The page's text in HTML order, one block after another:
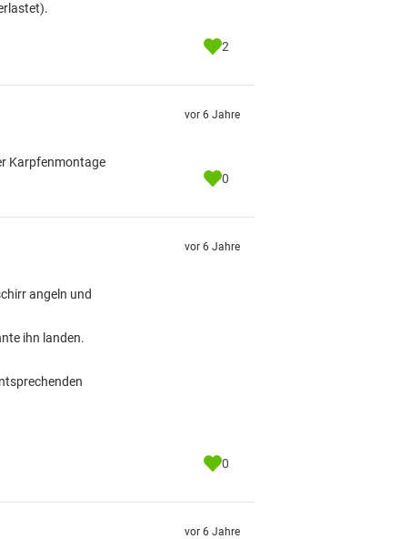
2
Karpfenmontage
vor 6 Jahre
0
angeln und
ihn landen.
vor 6 Jahre
0
vor 6 Jahre